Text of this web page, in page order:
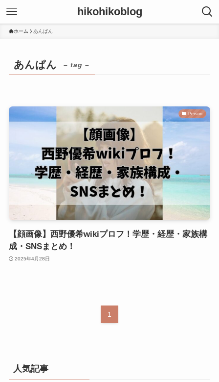
hikohikoblog
ホーム あんぱん
あんぱん – tag –
Person
【顔画像】西野優希wikiプロフ！学歴・経歴・家族構
成・SNSまとめ！
2025年4月28日
1
人気記事